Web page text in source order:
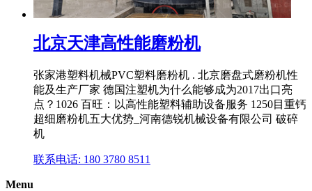
北京天津高性能磨粉机
张家港塑料机械PVC塑料磨粉机 . 北京磨盘式磨粉机性
能及生产厂家 德国注塑机为什么能够成为2017出口亮
点？1026 百旺：以高性能塑料辅助设备服务 1250目重钙
超细磨粉机五大优势_河南德锐机械设备有限公司 破碎
机
联系电话: 180 3780 8511
Menu